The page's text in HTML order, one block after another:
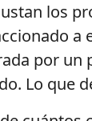
los
por
Lo que